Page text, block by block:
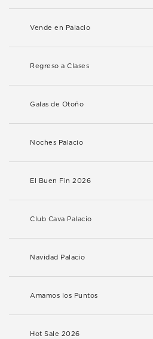
Vende en Palacio
Regreso a Clases
Galas de Otoño
Noches Palacio
El Buen Fin 2026
Club Cava Palacio
Navidad Palacio
Amamos los Puntos
Hot Sale 2026